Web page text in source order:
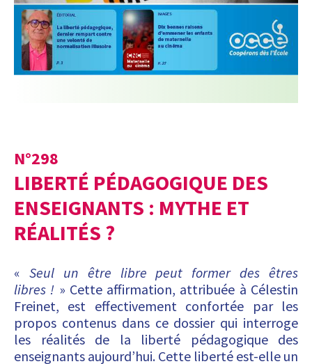
N°298
LIBERTÉ PÉDAGOGIQUE DES
ENSEIGNANTS : MYTHE ET
RÉALITÉS ?
« Seul un être libre peut former des êtres
libres ! » Cette affirmation, attribuée à Célestin
Freinet, est effectivement confortée par les
propos contenus dans ce dossier qui interroge
les réalités de la liberté pédagogique des
enseignants aujourd’hui. Cette liberté est-elle un